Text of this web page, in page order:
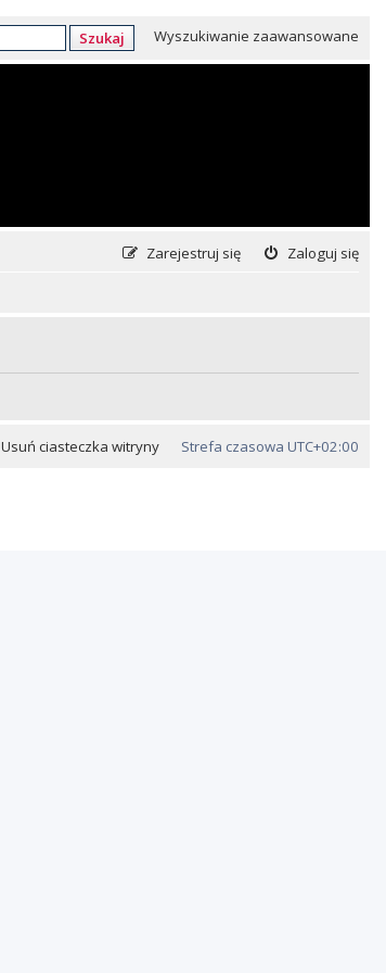
Szukaj Wyszukiwanie zaawansowane
Zaloguj się
Zarejestruj się
Strefa czasowa UTC+02:00
Usuń ciasteczka witryny